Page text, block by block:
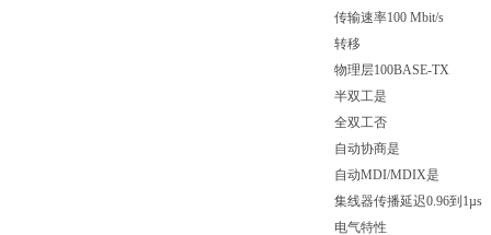
传输速率100 Mbit/s
转移
物理层100BASE-TX
半双工是
全双工否
自动协商是
自动MDI/MDIX是
集线器传播延迟0.96到1µs
电气特性